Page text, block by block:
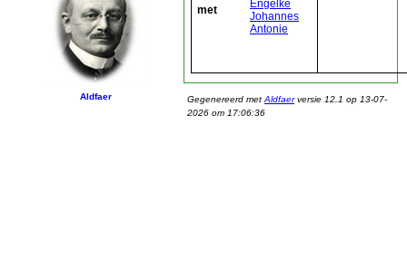
Aldfaer
met
Engelke
Johannes
Antonie
Gegenereerd met Aldfaerversie 12.1 op 13-07-
2026 om 17:06:36